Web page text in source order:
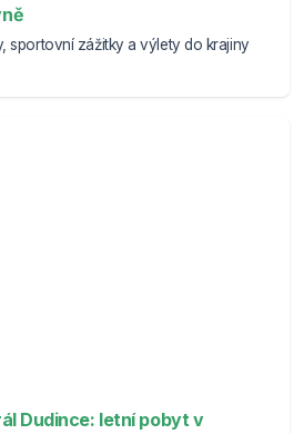
sportovní zážitky a výlety do krajiny
Dudince: letní pobyt v